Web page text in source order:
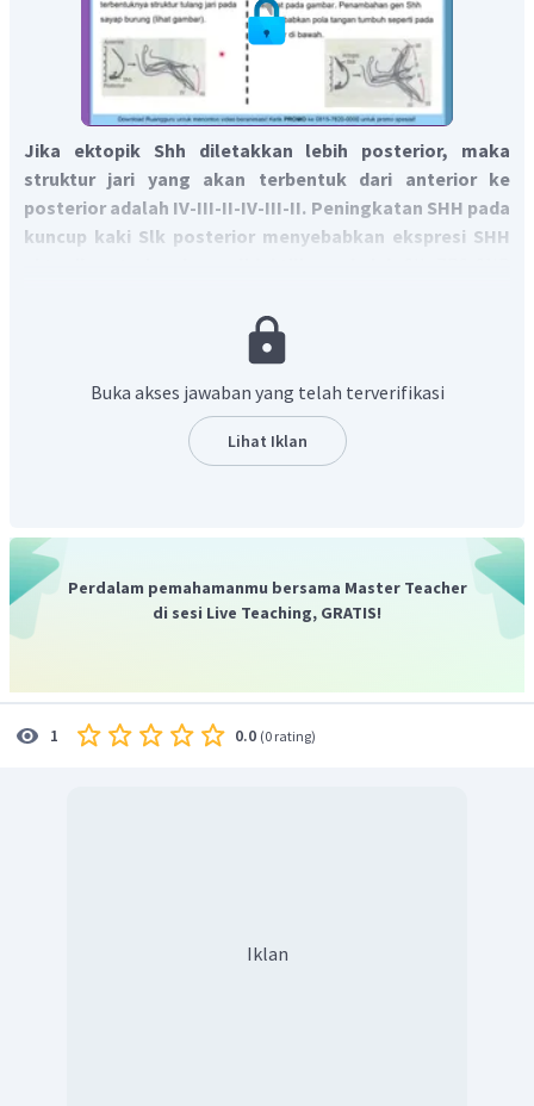
Jika ektopik Shh diletakkan lebih posterior, maka
struktur jari yang akan terbentuk dari anterior ke
posterior adalah IV-III-II-IV-III-II. Peningkatan SHH pada
kuncup kaki Slk posterior menyebabkan ekspresi SHH
peningkatan regulasi GLI1, sebuah gen yang responsif
terhadap pensinyalan Hedgehog. SHH adalah faktor difusi
polidaktili preaksial di kaki Slk. Overekspresi SHH dalam
ZPA tunas kaki posterior adalah sinyal induktif utama yang
menginduksi ekspresi SHH anterior dan polidaktili
Buka akses jawaban yang telah terverifikasi
Lihat Iklan
Perdalam pemahamanmu bersama Master Teacher
di sesi Live Teaching, GRATIS!
1 0.0 (0 rating)
Iklan